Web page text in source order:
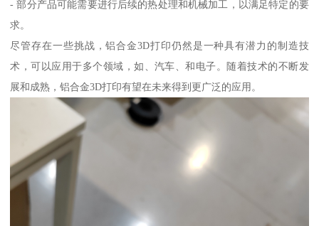
- 部分产品可能需要进行后续的热处理和机械加工，以满足特定的要
求。
尽管存在一些挑战，铝合金3D打印仍然是一种具有潜力的制造技
术，可以应用于多个领域，如、汽车、和电子。随着技术的不断发
展和成熟，铝合金3D打印有望在未来得到更广泛的应用。